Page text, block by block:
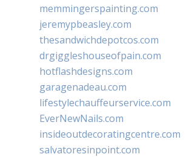
memmingerspainting.com
jeremypbeasley.com
thesandwichdepotcos.com
drgiggleshouseofpain.com
hotflashdesigns.com
garagenadeau.com
lifestylechauffeurservice.com
EverNewNails.com
insideoutdecoratingcentre.com
salvatoresinpoint.com